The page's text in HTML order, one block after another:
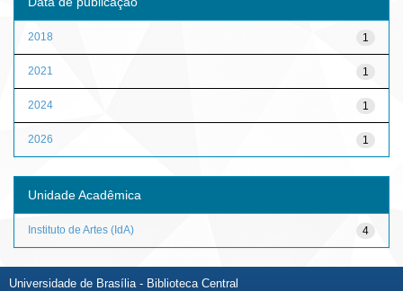
1
2018
1
2021
1
2024
1
2026
Unidade Acadêmica
4
Instituto de Artes (IdA)
Universidade de Brasília - Biblioteca Central